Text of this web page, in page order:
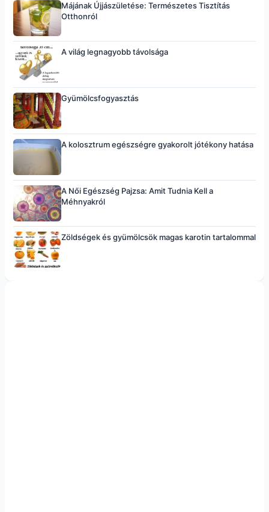
Májának Újjászületése: Természetes Tisztítás
Otthonról
A világ legnagyobb távolsága
Gyümölcsfogyasztás
A kolosztrum egészségre gyakorolt jótékony hatása
A Női Egészség Pajzsa: Amit Tudnia Kell a
Méhnyakról
Zöldségek és gyümölcsök magas karotin tartalommal